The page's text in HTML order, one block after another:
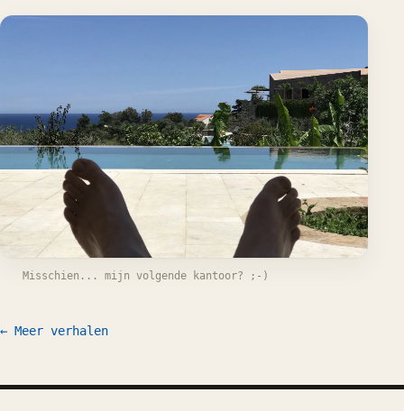
Misschien... mijn volgende kantoor? ;-)
← Meer verhalen